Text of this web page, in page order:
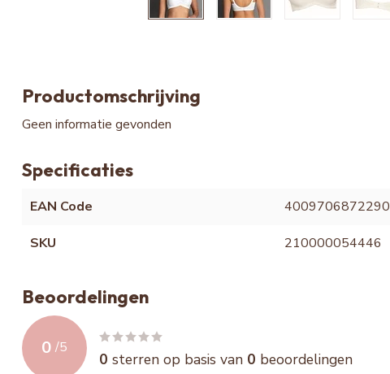
Productomschrijving
Geen informatie gevonden
Specificaties
EAN Code 4009706872290
SKU 210000054446
Beoordelingen
0 /5
0 sterren op basis van 0 beoordelingen